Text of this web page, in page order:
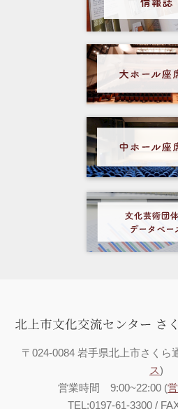
〒024-0084 岩手県北上市さくら
ス)
営業時間 9:00~22:00 (
TEL:0197-61-3300 /